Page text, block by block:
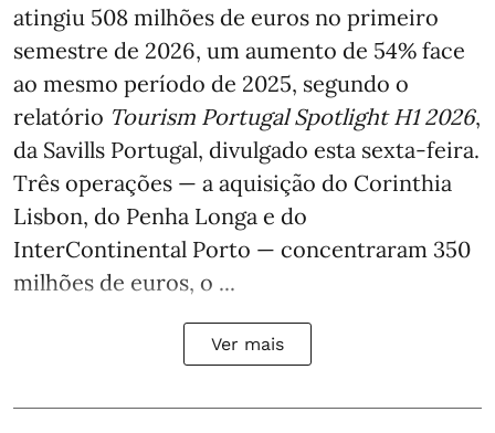
atingiu 508 milhões de euros no primeiro
semestre de 2026, um aumento de 54% face
ao mesmo período de 2025, segundo o
relatório Tourism Portugal Spotlight H1 2026,
da Savills Portugal, divulgado esta sexta-feira.
Três operações — a aquisição do Corinthia
Lisbon, do Penha Longa e do
InterContinental Porto — concentraram 350
milhões de euros, o ...
Ver mais